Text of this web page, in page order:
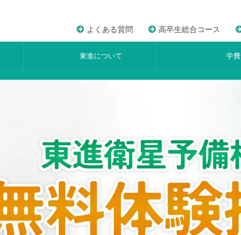
よくある質問 高卒生総合コース
東進について 学費